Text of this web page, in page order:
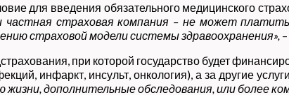
для введения обязательного медицинского
страховая компания – не может
страховой модели системы здравоохранения»,
при которой государство будет
инфаркт, инсульт, онкология), а за другие
жизни, дополнительные обследования, или более